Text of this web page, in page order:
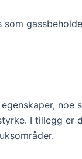
som
noe
I tillegg er